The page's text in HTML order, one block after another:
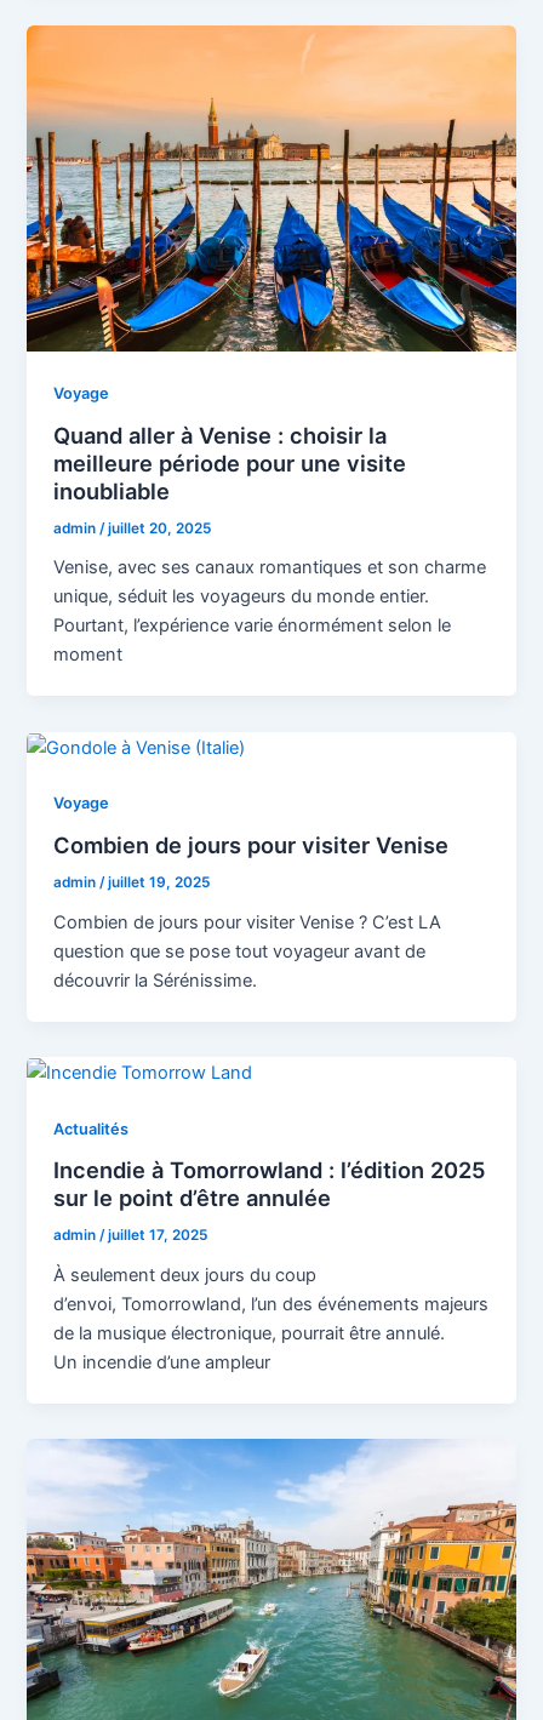
Voyage
Quand aller à Venise : choisir la
meilleure période pour une visite
inoubliable
admin /juillet 20, 2025
Venise, avec ses canaux romantiques et son charme
unique, séduit les voyageurs du monde entier.
Pourtant, l’expérience varie énormément selon le
moment
Voyage
Combien de jours pour visiter Venise
admin/juillet 19, 2025
Combien de jours pour visiter Venise ? C’est LA
question que se pose tout voyageur avant de
découvrir la Sérénissime.
Actualités
Incendie à Tomorrowland : l’édition 2025
sur le point d’être annulée
admin/juillet 17, 2025
À seulement deux jours du coup
d’envoi, Tomorrowland, l’un des événements majeurs
de la musique électronique, pourrait être annulé.
Un incendie d’une ampleur